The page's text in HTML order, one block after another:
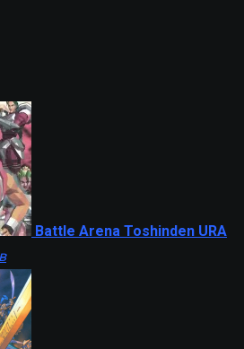
Battle Arena Toshinden URA